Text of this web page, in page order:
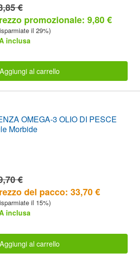
€
promozionale: 9,80 €
il 29%)
inclusa
Aggiungi al carrello
OMEGA-3 OLIO DI PESCE
Morbide
€
del pacco: 33,70 €
il 15%)
inclusa
Aggiungi al carrello